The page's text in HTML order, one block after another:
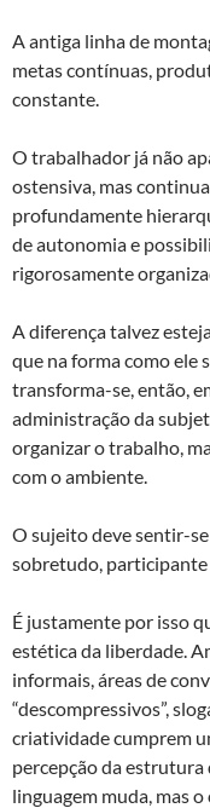
A antiga linha de
metas contínuas,
constante.
O trabalhador já não
ostensiva, mas
profundamente
de autonomia e
rigorosamente
A diferença talvez
que na forma como ele
transforma-se, então,
administração da
organizar o trabalho,
com o ambiente.
O sujeito deve sentir-
sobretudo, participante
É justamente por isso
estética da liberdade.
informais, áreas de
“descompressivos”,
criatividade cumprem
percepção da
linguagem muda, mas